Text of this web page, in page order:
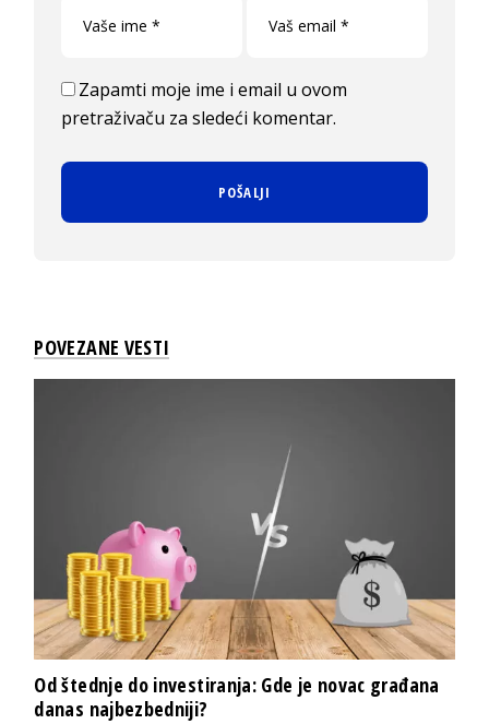
Zapamti moje ime i email u ovom
pretraživaču za sledeći komentar.
POVEZANE VESTI
Od štednje do investiranja: Gde je novac građana
danas najbezbedniji?